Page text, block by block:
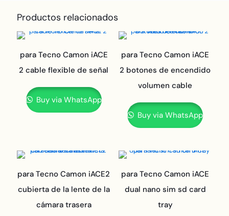
Productos relacionados
para Tecno Camon iACE
2 cable flexible de señal
Buy via WhatsApp
para Tecno Camon iACE
2 botones de encendido
volumen cable
Buy via WhatsApp
para Tecno Camon iACE2
cubierta de la lente de la
cámara trasera
para Tecno Camon iACE
dual nano sim sd card
tray